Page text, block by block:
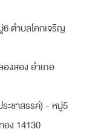
6 ตำบลโคกเจริญ
งสอง อำเภอ
ะชาสรรค์) - หมู่5
อง 14130